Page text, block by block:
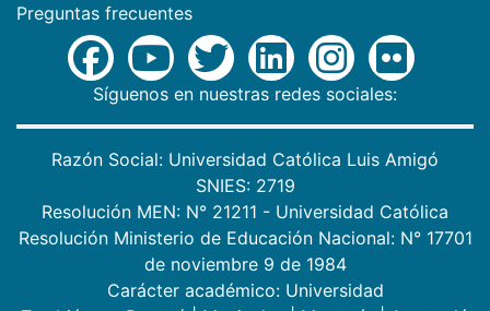
Preguntas frecuentes
Síguenos en nuestras redes sociales:
Razón Social: Universidad Católica Luis Amigó
SNIES: 2719
Resolución MEN: N° 21211 - Universidad Católica
Resolución Ministerio de Educación Nacional: N° 17701
de noviembre 9 de 1984
Carácter académico: Universidad